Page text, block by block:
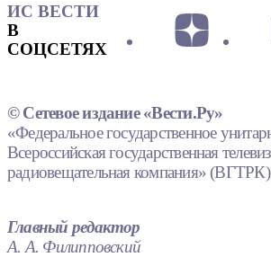
ИС ВЕСТИ
В
СОЦСЕТЯХ
© Сетевое издание «Вести.Ру»
«Федеральное государственное
Всероссийская государственная
радиовещательная компания»
Главный редактор
А. А. Филипповский